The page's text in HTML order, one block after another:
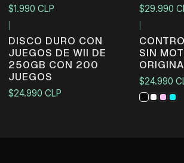
$1.990 CLP $29.990
DISCO DURO CON
JUEGOS DE WII DE
250GB CON 200
JUEGOS
$24.990 CLP
SIN
$24.990